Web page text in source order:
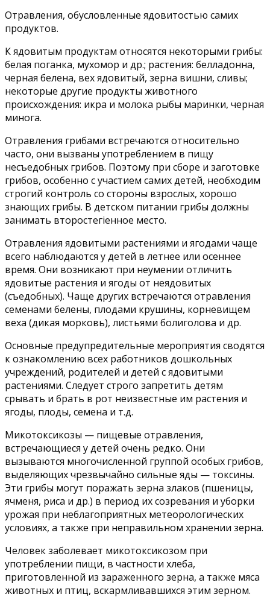
Отравления, обусловленные ядовитостью самих
продуктов.
К ядовитым продуктам относятся некоторыми грибы:
белая поганка, мухомор и др.; растения: белладонна,
черная белена, вех ядовитый, зерна вишни, сливы;
некоторые другие продукты животного
происхождения: икра и молока рыбы маринки, черная
минога.
Отравления грибами встречаются относительно
часто, они вызваны употреблением в пищу
несъедобных грибов. Поэтому при сборе и заготовке
грибов, особенно с участием самих детей, необходим
строгий контроль со стороны взрослых, хорошо
знающих грибы. В детском питании грибы должны
занимать второстегiенное место.
Отравления ядовитыми растениями и ягодами чаще
всего наблюдаются у детей в летнее или осеннее
время. Они возникают при неумении отличить
ядовитые растения и ягоды от неядовитых
(съедобных). Чаще других встречаются отравления
семенами белены, плодами крушины, корневищем
веха (дикая морковь), листьями болиголова и др.
Основные предупредительные мероприятия сводятся
к ознакомлению всех работников дошкольных
учреждений, родителей и детей с ядовитыми
растениями. Следует строго запретить детям
срывать и брать в рот неизвестные им растения и
ягоды, плоды, семена и т.д.
Микотоксикозы — пищевые отравления,
встречающиеся у детей очень редко. Они
вызываются многочисленной группой особых грибов,
выделяющих чрезвычайно сильные яды — токсины.
Эти грибы могут поражать зерна злаков (пшеницы,
ячменя, риса и др.) в период их созревания и уборки
урожая при неблагоприятных метеорологических
условиях, а также при неправильном хранении зерна.
Человек заболевает микотоксикозом при
употреблении пищи, в частности хлеба,
приготовленной из зараженного зерна, а также мяса
животных и птиц, вскармливавшихся этим зерном.